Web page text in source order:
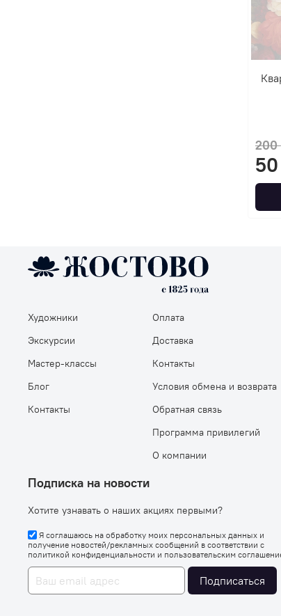
200
Художники
Экскурсии
Мастер-классы
Блог
Контакты
Оплата
Доставка
Контакты
Условия обмена и возврата
Обратная связь
Программа привилегий
О компании
Подписка на новости
Хотите узнавать о наших акциях первыми?
Я соглашаюсь на обработку моих персональных данных и
получение новостей/рекламных сообщений в соответствии с
политикой конфиденциальности и пользовательским
Подписаться